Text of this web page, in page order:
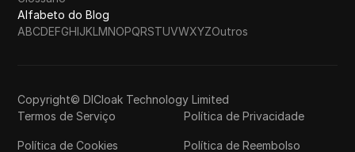
Alfabeto do Blog
ABCDEFGHIJKLMNOPQRSTUVWXYZOutros
Copyright© DICloak Technology Limited
Termos de Serviço
Política de Privacidade
Política de Cookies Política de Reembolso